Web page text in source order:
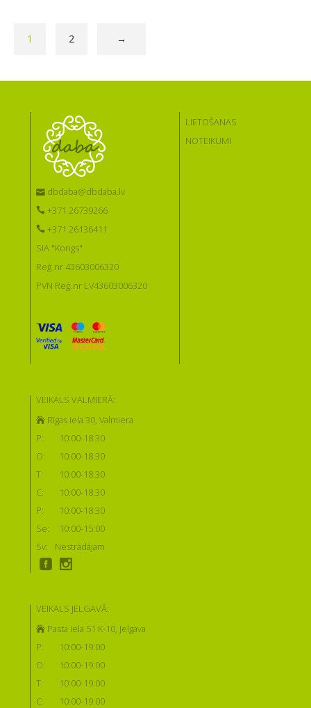
1 2 →
dbdaba@dbdaba.lv
+371 26739266
+371 26136411
SIA "Kongs"
Reģ.nr 43603006320
PVN Reģ.nr LV43603006320
LIETOŠANAS
NOTEIKUMI
VEIKALS VALMIERĀ:
Rīgas iela 30, Valmiera
P:
10:00-18:30
O:
10:00-18:30
T:
10:00-18:30
C:
10:00-18:30
P:
10:00-18:30
Se:
10:00-15:00
Sv:
Nestrādājam
VEIKALS JELGAVĀ:
Pasta iela 51 K-10, Jelgava
P:
10:00-19:00
O:
10:00-19:00
T:
10:00-19:00
C:
10:00-19:00